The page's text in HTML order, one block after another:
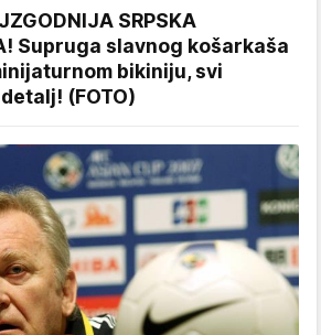
SRPSKA
Supruga slavnog košarkaša
bikiniju, svi
(FOTO)